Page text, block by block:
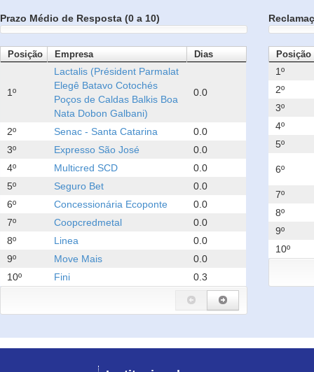
Prazo Médio de Resposta (0 a 10)
Posição Empresa Dias
1º
Lactalis (Président Parmalat
Elegê Batavo Cotochés
Poços de Caldas Balkis Boa
Nata Dobon Galbani)
0.0
2º Senac - Santa Catarina
0.0
3º
Expresso São José
0.0
4º
Multicred SCD
0.0
5º
Seguro Bet
0.0
6º
Concessionária Ecoponte
0.0
7º
Coopcredmetal
0.0
8º
Linea
0.0
9º
Move Mais
0.0
10º
Fini 0.3
Posição
1º
2º
3º
4º
5º
6º
7º
8º
9º
10º